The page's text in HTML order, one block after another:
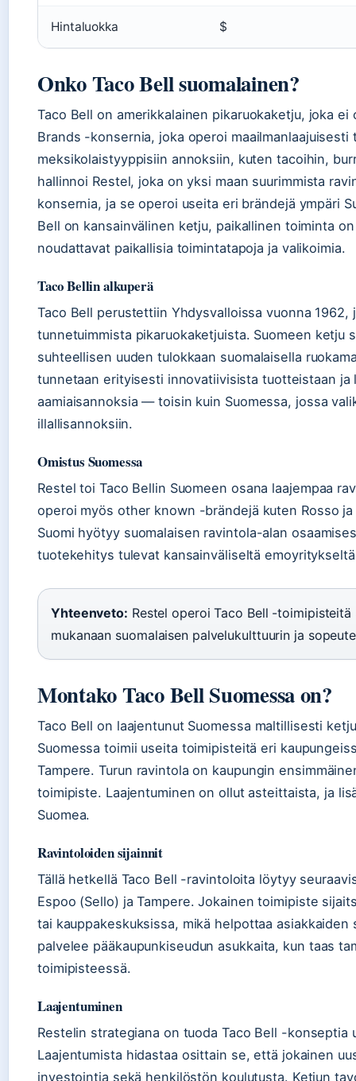
Hintaluokka $
Onko Taco Bell suomalainen?
Taco Bell on amerikkalainen pikaruokaketju, joka
Brands -konsernia, joka operoi
meksikolaistyyppisiin annoksiin, kuten tacoihin,
hallinnoi Restel, joka on yksi maan suurimmista
konsernia, ja se operoi useita eri brändejä ympäri
Bell on kansainvälinen ketju, paikallinen toiminta
noudattavat paikallisia toimintatapoja ja valikoimia.
Taco Bellin alkuperä
Taco Bell perustettiin Yhdysvalloissa vuonna
tunnetuimmista pikaruokaketjuista. Suomeen ketju
suhteellisen uuden tulokkaan suomalaisella
tunnetaan erityisesti innovatiivisista tuotteistaan ja
aamiaisannoksia — toisin kuin Suomessa, jossa
illallisannoksiin.
Omistus Suomessa
Restel toi Taco Bellin Suomeen osana laajempaa
operoi myös other known -brändejä kuten Rosso
Suomi hyötyy suomalaisen ravintola-alan
tuotekehitys tulevat kansainväliseltä
Yhteenveto: Restel operoi Taco Bell -
mukanaan suomalaisen palvelukulttuurin ja
Montako Taco Bell Suomessa on?
Taco Bell on laajentunut Suomessa maltillisesti
Suomessa toimii useita toimipisteitä eri
Tampere. Turun ravintola on kaupungin
toimipiste. Laajentuminen on ollut asteittaista, ja
Suomea.
Ravintoloiden sijainnit
Tällä hetkellä Taco Bell -ravintoloita löytyy
Espoo (Sello) ja Tampere. Jokainen toimipiste
tai kauppakeskuksissa, mikä helpottaa
palvelee pääkaupunkiseudun asukkaita, kun taas
toimipisteessä.
Laajentuminen
Restelin strategiana on tuoda Taco Bell -konseptia
Laajentumista hidastaa osittain se, että jokainen
investointia sekä henkilöstön koulutusta. Ketjun